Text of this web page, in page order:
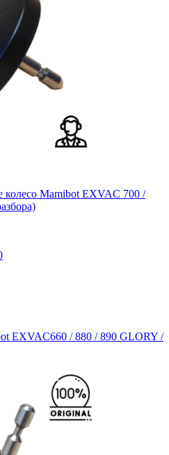
колесо Mamibot EXVAC 700 /
EXVAC660 / 880 / 890 GLORY /